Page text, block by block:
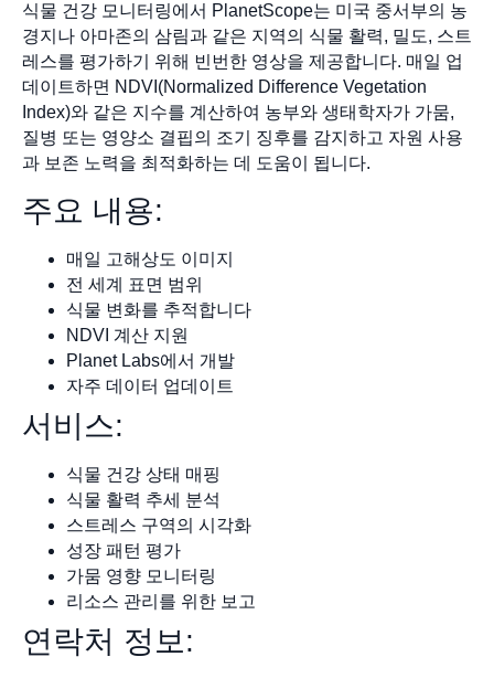
식물 건강 모니터링에서 PlanetScope는 미국 중서부의 농
경지나 아마존의 삼림과 같은 지역의 식물 활력, 밀도, 스트
레스를 평가하기 위해 빈번한 영상을 제공합니다. 매일 업
데이트하면 NDVI(Normalized Difference Vegetation
Index)와 같은 지수를 계산하여 농부와 생태학자가 가뭄,
질병 또는 영양소 결핍의 조기 징후를 감지하고 자원 사용
과 보존 노력을 최적화하는 데 도움이 됩니다.
주요 내용:
매일 고해상도 이미지
전 세계 표면 범위
식물 변화를 추적합니다
NDVI 계산 지원
Planet Labs에서 개발
자주 데이터 업데이트
서비스:
식물 건강 상태 매핑
식물 활력 추세 분석
스트레스 구역의 시각화
성장 패턴 평가
가뭄 영향 모니터링
리소스 관리를 위한 보고
연락처 정보: